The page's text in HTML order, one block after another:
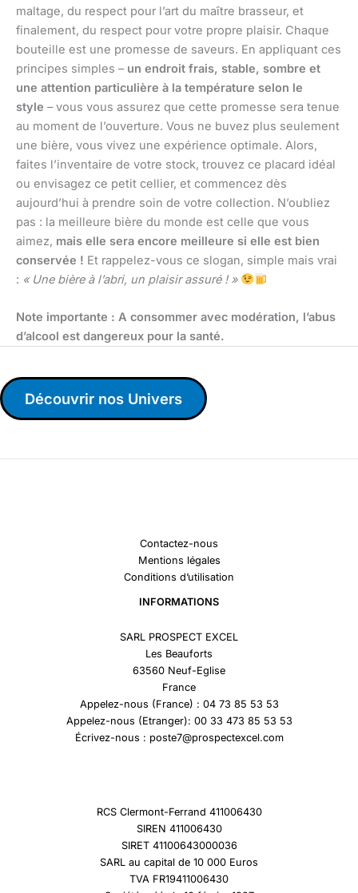
maltage, du respect pour l’art du maître brasseur, et
finalement, du respect pour votre propre plaisir. Chaque
bouteille est une promesse de saveurs. En appliquant ces
principes simples – un endroit frais, stable, sombre et
une attention particulière à la température selon le
style – vous vous assurez que cette promesse sera tenue
au moment de l’ouverture. Vous ne buvez plus seulement
une bière, vous vivez une expérience optimale. Alors,
faites l’inventaire de votre stock, trouvez ce placard idéal
ou envisagez ce petit cellier, et commencez dès
aujourd’hui à prendre soin de votre collection. N’oubliez
pas : la meilleure bière du monde est celle que vous
aimez, mais elle sera encore meilleure si elle est bien
conservée ! Et rappelez-vous ce slogan, simple mais vrai
: « Une bière à l’abri, un plaisir assuré ! »
Note importante : A consommer avec modération, l’abus
d’alcool est dangereux pour la santé.
Découvrir nos Univers
Contactez-nous
Mentions légales
Conditions d’utilisation
INFORMATIONS
SARL PROSPECT EXCEL
Les Beauforts
63560 Neuf-Eglise
France
Appelez-nous (France) : 04 73 85 53 53
Appelez-nous (Etranger): 00 33 473 85 53 53
Écrivez-nous : poste7@prospectexcel.com
RCS Clermont-Ferrand 411006430
SIREN 411006430
SIRET 41100643000036
SARL au capital de 10 000 Euros
TVA FR19411006430